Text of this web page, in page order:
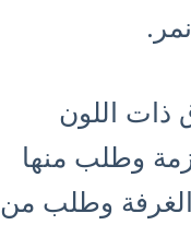
ذات اللون
وطلب منها
وطلب من